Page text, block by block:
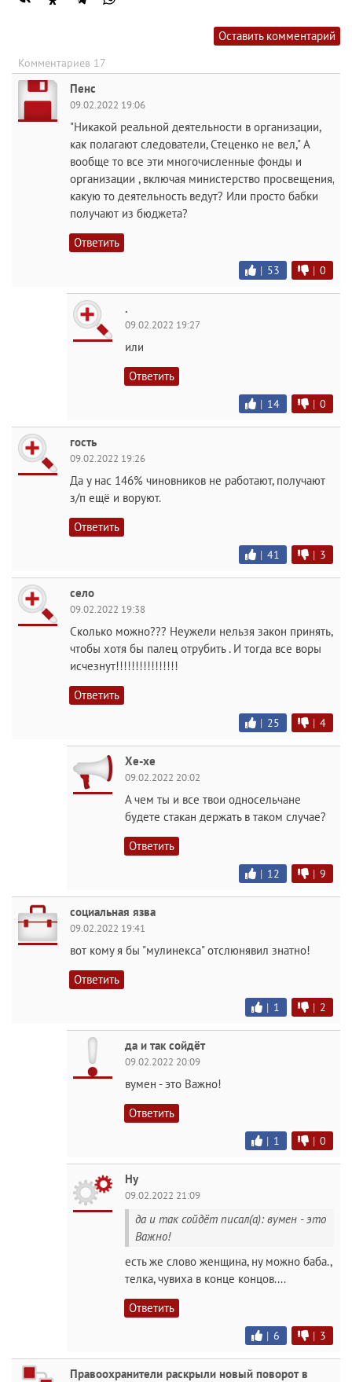
Оставить комментарий
Комментариев 17
Пенс
09.02.2022 19:06
"Никакой реальной деятельности в организации,
как полагают следователи, Стеценко не вел," А
вообще то все эти многочисленные фонды и
организации , включая министерство просвещения,
какую то деятельность ведут? Или просто бабки
получают из бюджета?
Ответить
| 53 | 0
.
09.02.2022 19:27
или
Ответить
| 14 | 0
гость
09.02.2022 19:26
Да у нас 146% чиновников не работают, получают
з/п ещё и воруют.
Ответить
| 41 | 3
село
09.02.2022 19:38
Сколько можно??? Неужели нельзя закон принять,
чтобы хотя бы палец отрубить . И тогда все воры
исчезнут!!!!!!!!!!!!!!!!
Ответить
| 25 | 4
Хе-хе
09.02.2022 20:02
А чем ты и все твои односельчане
будете стакан держать в таком случае?
Ответить
| 12 | 9
социальная язва
09.02.2022 19:41
вот кому я бы "мулинекса" отслюнявил знатно!
Ответить
| 1 | 2
да и так сойдёт
09.02.2022 20:09
вумен - это Важно!
Ответить
| 1 | 0
Ну
09.02.2022 21:09
да и так сойдёт писал(а): вумен - это
Важно!
есть же слово женщина, ну можно баба.,
телка, чувиха в конце концов....
Ответить
| 6 | 3
Правоохранители раскрыли новый поворот в